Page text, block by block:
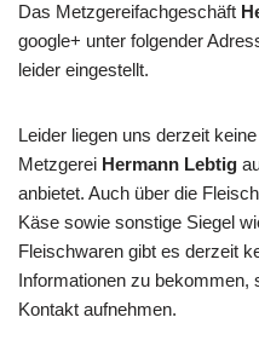
Das Metzgereifachgeschäft
google+ unter folgender
leider eingestellt.
Leider liegen uns derzeit
Metzgerei Hermann Lebtig
anbietet. Auch über die
Käse sowie sonstige Siegel
Fleischwaren gibt es derzeit
Informationen zu bekommen,
Kontakt aufnehmen.